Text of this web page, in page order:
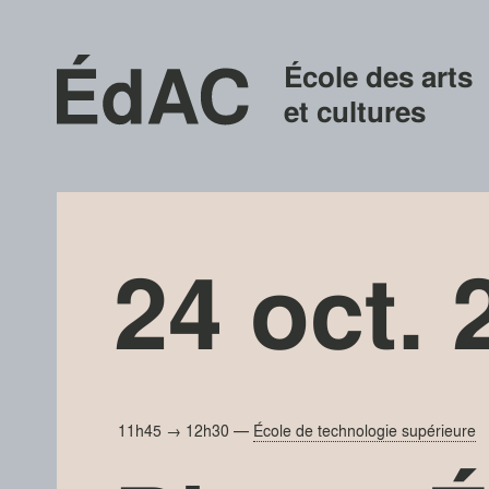
École des arts
et cultures
24 oct.
11h45 → 12h30 — École de technologie supérieure